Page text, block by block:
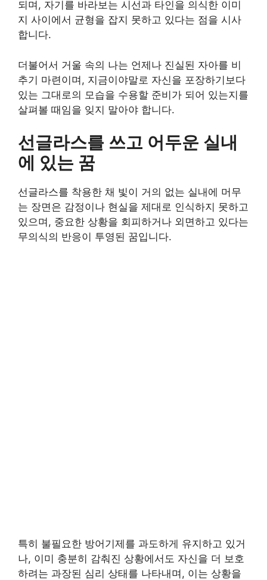
되며, 자기를 바라보는 시선과 타인을 의식한 이미
지 사이에서 균형을 잡지 못하고 있다는 점을 시사
합니다.
더불어서 거울 속의 나는 언제나 진실된 자아를 비
추기 마련이며, 지금이야말로 자신을 포장하기보다
있는 그대로의 모습을 수용할 준비가 되어 있는지를
살펴볼 때임을 잊지 말아야 합니다.
선글라스를 쓰고 어두운 실내
에 있는 꿈
선글라스를 착용한 채 빛이 거의 없는 실내에 머무
는 장면은 감정이나 현실을 제대로 인식하지 못하고
있으며, 중요한 상황을 회피하거나 외면하고 있다는
무의식의 반응이 투영된 꿈입니다.
특히 불필요한 방어기제를 과도하게 유지하고 있거
나, 이미 충분히 감춰진 상황에서도 자신을 더 보호
하려는 과장된 심리 상태를 나타내며, 이는 상황을